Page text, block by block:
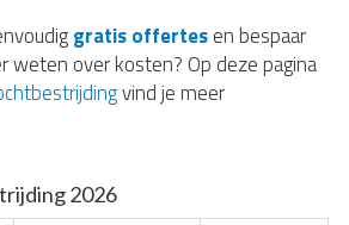
gratis offertesen bespaar
weten over kosten? Op deze pagina
vind je meer
2026